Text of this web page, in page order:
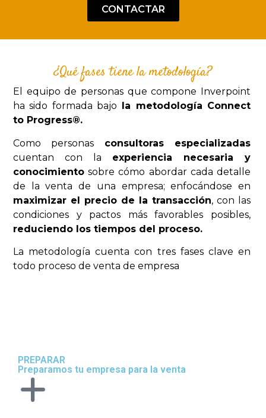
CONTACTAR
¿Qué fases tiene la metodología?
El equipo de personas que compone Inverpoint
ha sido formada bajo la metodología Connect
to Progress®.
Como personas consultoras especializadas
cuentan con la experiencia necesaria y
conocimiento sobre cómo abordar cada detalle
de la venta de una empresa; enfocándose en
maximizar el precio de la transacción, con las
condiciones y pactos más favorables posibles,
reduciendo los tiempos del proceso.
La metodología cuenta con tres fases clave en
todo proceso de venta de empresa
PREPARAR
Preparamos tu empresa para la venta